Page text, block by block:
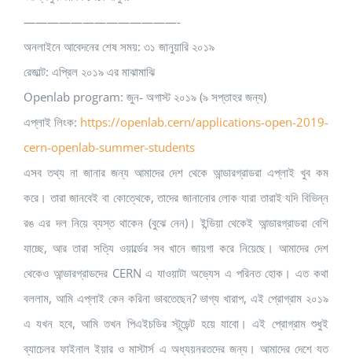
—————————————-
অনলাইনে আবেদনের শেষ সময়: ৩১ জানুয়ারি ২০১৯
রেজাল্ট: এপ্রিল ২০১৯ এর মাঝামাঝি
Openlab program: জুন- অগাস্ট ২০১৯ (৯ সপ্তাহর জন্য)
এপ্লাই লিংক: https://openlab.cern/applications-open-2019-
cern-openlab-summer-students
এসব তথ্য না জানার জন্য আমাদের দেশ থেকে আন্ডারগ্রাডরা এপ্লাই খুব কম
করে। তারা জানবেই বা কোত্থেকে, তাদের জানানোর লোক যারা তারাই যদি বিভিন্ন
রঙ এর দল নিয়ে ব্যস্ত থাকেন (বুঝে নেন)। ইন্ডিয়া থেকেই আন্ডারগ্রাডরা বেশি
যাচ্ছে, আর তারা সত্যি ওয়ার্ল্ডের সব খানে জায়গা করে নিয়েছে। আমাদের দেশ
থেকেও আন্ডারগ্রাডদের CERN এ যাওয়াটা অভ্যেস এ পরিনত হোক। এত কথা
বললাম, আমি এপ্লাই কেন করিনা ভাবতেছেন? ভাগ্য খারাপ, এই প্রোগ্রাম ২০১৯
এ যখন হবে, আমি তখন পিএইচডির স্টূডেন্ট হয়ে যাবো। এই প্রোগ্রাম শুধুই
ব্যাচেলর ফাইনাল ইয়ার ও মাস্টার্স এ অধ্যয়নরতদের জন্য। আমাদের দেশে যত